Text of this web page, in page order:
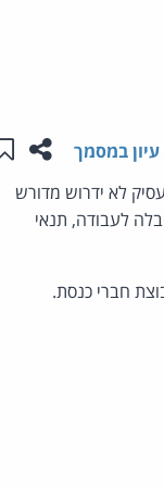
עיון במסמך
מעסיק לא ידרוש מדורש
לעבודה, תנאי